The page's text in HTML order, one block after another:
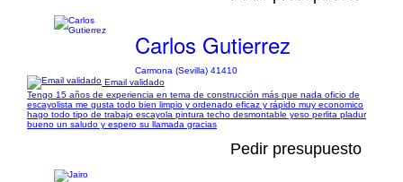
Carlos Gutierrez
Carmona (Sevilla) 41410
Email validado
Tengo 15 años de experiencia en tema de construcción más que nada oficio de
escayolista me gusta todo bien limpio y ordenado eficaz y rápido muy economico
hago todo tipo de trabajo escayola pintura techo desmontable yeso perlita pladur
bueno un saludo y espero su llamada gracias
Pedir presupuesto